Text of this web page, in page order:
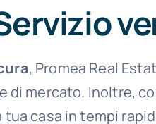
, Promea Real
di mercato. Inoltre,
tua casa in tempi